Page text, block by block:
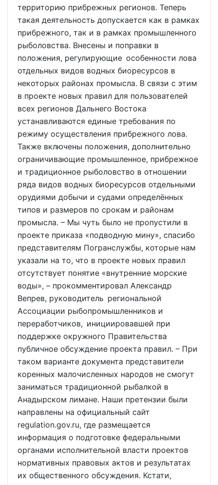
территорию прибрежных регионов. Теперь
такая деятельность допускается как в рамках
прибрежного, так и в рамках промышленного
рыболовства. Внесены и поправки в
положения, регулирующие особенности лова
отдельных видов водных биоресурсов в
некоторых районах промысла. В связи с этим
в проекте новых правил для пользователей
всех регионов Дальнего Востока
устанавливаются единые требования по
режиму осуществления прибрежного лова.
Также включены положения, дополнительно
ограничивающие промышленное, прибрежное
и традиционное рыболовство в отношении
ряда видов водных биоресурсов отдельными
орудиями добычи и судами определённых
типов и размеров по срокам и районам
промысла. – Мы чуть было не пропустили в
проекте приказа «подводную мину», спасибо
представителям Погранслужбы, которые нам
указали на то, что в проекте новых правил
отсутствует понятие «внутренние морские
воды», – прокомментировал Александр
Вепрев, руководитель региональной
Ассоциации рыбопромышленников и
переработчиков, инициировавшей при
поддержке окружного Правительства
публичное обсуждение проекта правил. – При
таком варианте документа представители
коренных малочисленных народов не смогут
заниматься традиционной рыбалкой в
Анадырском лимане. Наши претензии были
направлены на официальный сайт
regulation.gov.ru, где размещается
информация о подготовке федеральными
органами исполнительной власти проектов
нормативных правовых актов и результатах
их общественного обсуждения. Кстати,